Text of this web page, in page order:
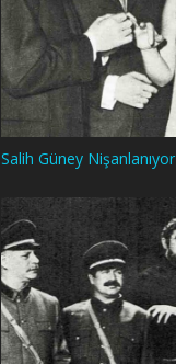
Salih Güney Nişanlanıyor